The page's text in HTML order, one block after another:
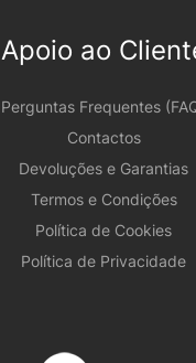
Apoio ao
Perguntas Frequentes
Contactos
Devoluções e Garantias
Termos e Condições
Política de Cookies
Política de Privacidade